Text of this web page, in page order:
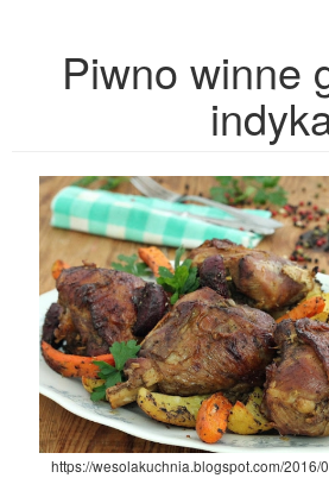
Piwno winne
https://wesolakuchnia.blogspot.com/